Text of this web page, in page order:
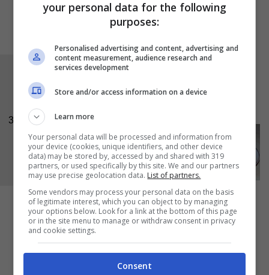
3
Unite i fagiolini al pangrattato e fateli andare
insieme qualche minuto, quindi toglieteli dal
fuoco. Fate freddare prima di servire.
your personal data for the following
purposes:
Personalised advertising and content, advertising and
content measurement, audience research and
services development
Store and/or access information on a device
Learn more
Your personal data will be processed and information from
your device (cookies, unique identifiers, and other device
data) may be stored by, accessed by and shared with 319
partners, or used specifically by this site. We and our partners
may use precise geolocation data. List of partners.
Some vendors may process your personal data on the basis
of legitimate interest, which you can object to by managing
your options below. Look for a link at the bottom of this page
or in the site menu to manage or withdraw consent in privacy
and cookie settings.
Consent